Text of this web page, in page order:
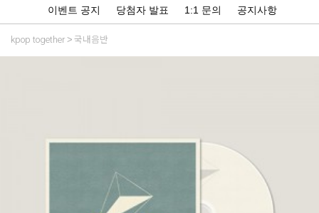
이벤트 공지 당첨자 발표 1:1 문의 공지사항
kpop together 국내음반